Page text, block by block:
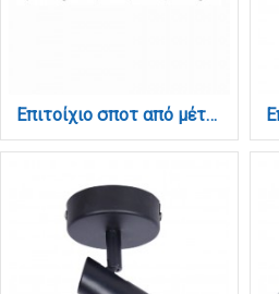
Επιτοίχιο σποτ από μέταλλο σε λευκή απόχρωση 6XGU10 D:110cm (9086-6)